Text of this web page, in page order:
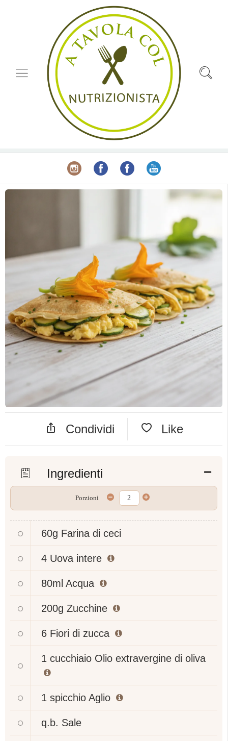
Condividi Like
Ingredienti
Porzioni
60g Farina di ceci
4 Uova intere
80ml Acqua
200g Zucchine
6 Fiori di zucca
1 cucchiaio Olio extravergine di oliva
1 spicchio Aglio
q.b. Sale